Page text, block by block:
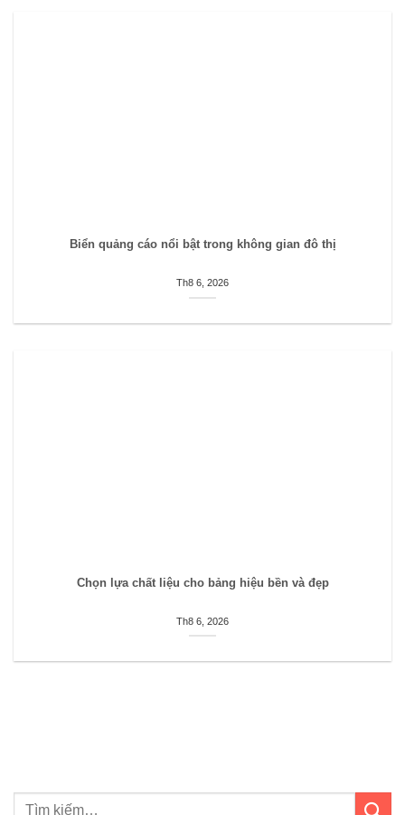
Biển quảng cáo nổi bật trong không gian đô thị
Th8 6, 2026
Chọn lựa chất liệu cho bảng hiệu bền và đẹp
Th8 6, 2026